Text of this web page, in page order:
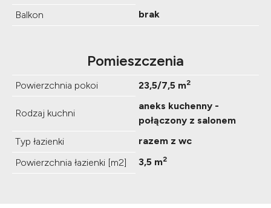
Balkon
brak
Pomieszczenia
Powierzchnia pokoi 23,5/7,5 m2
Rodzaj kuchni
aneks kuchenny -
połączony z salonem
Typ łazienki
razem z wc
Powierzchnia łazienki [m2]
3,5 m2